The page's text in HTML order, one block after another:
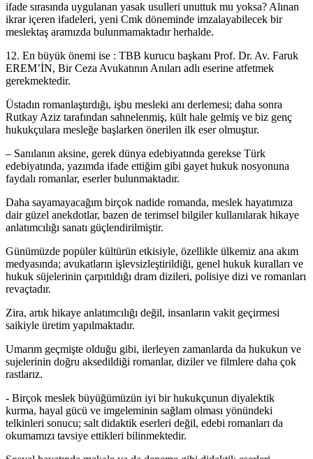
ifade sırasında uygulanan yasak usulleri unuttuk mu yoksa? Alınan
ikrar içeren ifadeleri, yeni Cmk döneminde imzalayabilecek bir
meslektaş aramızda bulunmamaktadır herhalde.
12. En büyük önemi ise : TBB kurucu başkanı Prof. Dr. Av. Faruk
EREM’İN, Bir Ceza Avukatının Anıları adlı eserine atfetmek
gerekmektedir.
Üstadın romanlaştırdığı, işbu mesleki anı derlemesi; daha sonra
Rutkay Aziz tarafından sahnelenmiş, kült hale gelmiş ve biz genç
hukukçulara mesleğe başlarken önerilen ilk eser olmuştur.
– Sanılanın aksine, gerek dünya edebiyatında gerekse Türk
edebiyatında, yazımda ifade ettiğim gibi gayet hukuk nosyonuna
faydalı romanlar, eserler bulunmaktadır.
Daha sayamayacağım birçok nadide romanda, meslek hayatımıza
dair güzel anekdotlar, bazen de terimsel bilgiler kullanılarak hikaye
anlatımcılığı sanatı güçlendirilmiştir.
Günümüzde popüler kültürün etkisiyle, özellikle ülkemiz ana akım
medyasında; avukatların işlevsizleştirildiği, genel hukuk kuralları ve
hukuk süjelerinin çarpıtıldığı dram dizileri, polisiye dizi ve romanları
revaçtadır.
Zira, artık hikaye anlatımcılığı değil, insanların vakit geçirmesi
saikiyle üretim yapılmaktadır.
Umarım geçmişte olduğu gibi, ilerleyen zamanlarda da hukukun ve
sujelerinin doğru aksedildiği romanlar, diziler ve filmlere daha çok
rastlarız.
​- Birçok meslek büyüğümüzün iyi bir hukukçunun diyalektik
kurma, hayal gücü ve imgeleminin sağlam olması yönündeki
telkinleri sonucu; salt didaktik eserleri değil, edebi romanları da
okumamızı tavsiye ettikleri bilinmektedir.